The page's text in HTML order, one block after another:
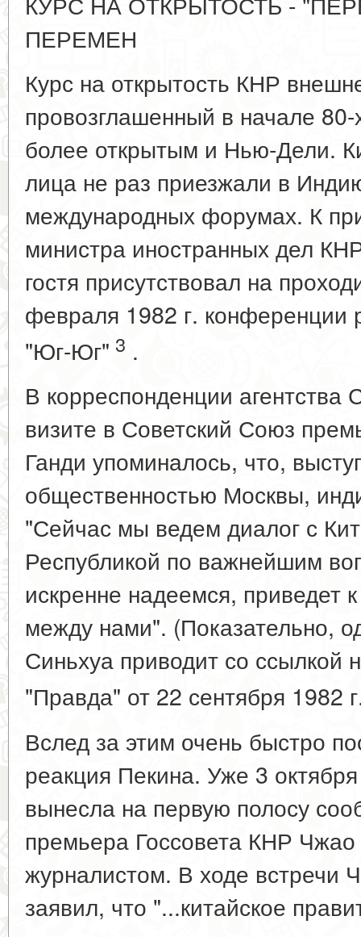
ПЕРЕМЕН
Курс на открытость КНР
провозглашенный в начале
более открытым и Нью-Дели.
лица не раз приезжали в
международных форумах. К
министра иностранных дел
гостя присутствовал на
февраля 1982 г. конференции
"Юг-Юг" 3 .
В корреспонденции агентства
визите в Советский Союз
Ганди упоминалось, что,
общественностью Москвы,
"Сейчас мы ведем диалог с
Республикой по важнейшим
искренне надеемся, приведет
между нами". (Показательно,
Синьхуа приводит со ссылкой
"Правда" от 22 сентября 1982
Вслед за этим очень быстро
реакция Пекина. Уже 3
вынесла на первую полосу
премьера Госсовета КНР
журналистом. В ходе встречи
заявил, что "...китайское